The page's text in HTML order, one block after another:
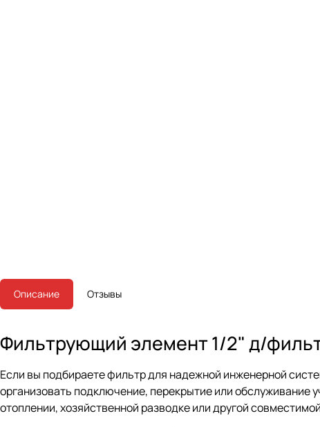
Описание Отзывы
Фильтрующий элемент 1/2" д/
Если вы подбираете фильтр для надежной инженерной
организовать подключение, перекрытие или обслуживание
отоплении, хозяйственной разводке или другой